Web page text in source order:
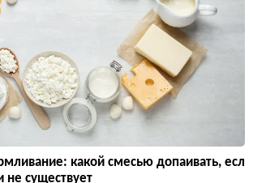
какой смесью допаивать, есл
не существует